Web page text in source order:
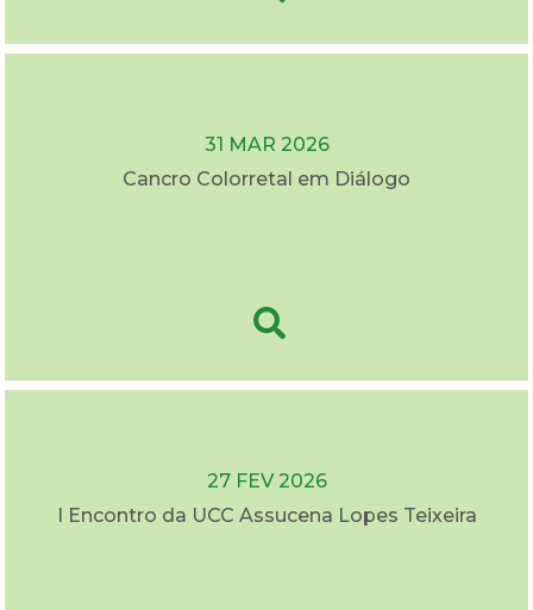
31 MAR 2026
Cancro Colorretal em Diálogo
27 FEV 2026
I Encontro da UCC Assucena Lopes Teixeira